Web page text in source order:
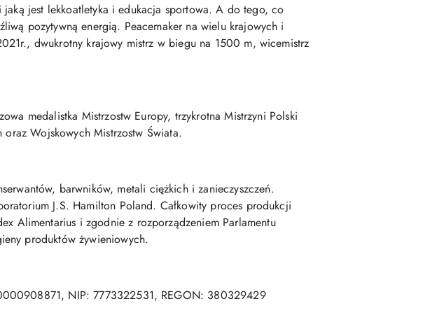
jest lekkoatletyka i edukacja sportowa. A do tego, co
pozytywną energią. Peacemaker na wielu krajowych i
dwukrotny krajowy mistrz w biegu na 1500 m, wicemistrz
medalistka Mistrzostw Europy, trzykrotna Mistrzyni Polski
oraz Wojskowych Mistrzostw Świata.
barwników, metali ciężkich i zanieczyszczeń.
J.S. Hamilton Poland. Całkowity proces produkcji
Alimentarius i zgodnie z rozporządzeniem Parlamentu
produktów żywieniowych.
NIP: 7773322531, REGON: 380329429